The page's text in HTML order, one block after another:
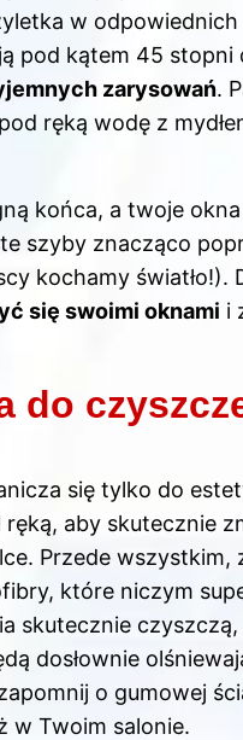
w
pod kątem 45
zarysowań.
ręką wodę z
końca, a twoje
szyby znacząco
kochamy
się swoimi oknami i
do
się tylko do
aby skutecznie
Przede wszystkim,
które niczym
skutecznie
dosłownie
o gumowej
w Twoim salonie.